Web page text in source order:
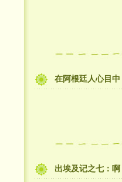
在阿根廷人心目
出埃及记之七：